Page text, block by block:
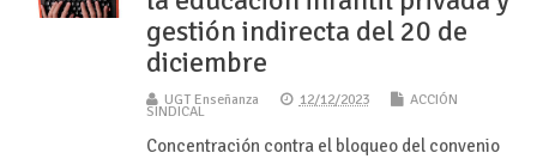
gestión indirecta del 20 de
diciembre
UGT Enseñanza 12/12/2023 ACCIÓN
SINDICAL
Concentración contra el bloqueo del convenio